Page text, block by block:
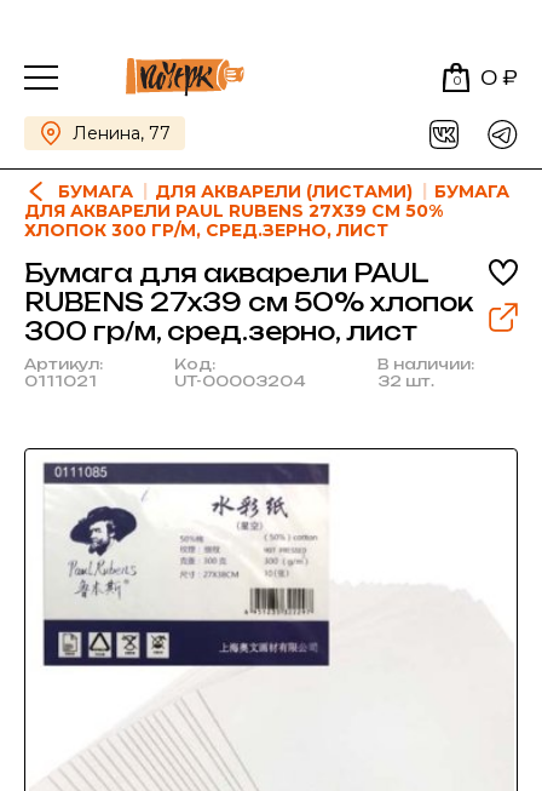
0 0 ₽
Ленина, 77
БУМАГА ДЛЯ АКВАРЕЛИ (ЛИСТАМИ)
БУМАГА
ДЛЯ АКВАРЕЛИ PAUL RUBENS 27Х39 СМ 50%
ХЛОПОК 300 ГР/М, СРЕД.ЗЕРНО, ЛИСТ
Бумага для акварели PAUL
RUBENS 27х39 см 50% хлопок
300 гр/м, сред.зерно, лист
Артикул:
0111021
Код:
UT-00003204
В наличии:
32 шт.